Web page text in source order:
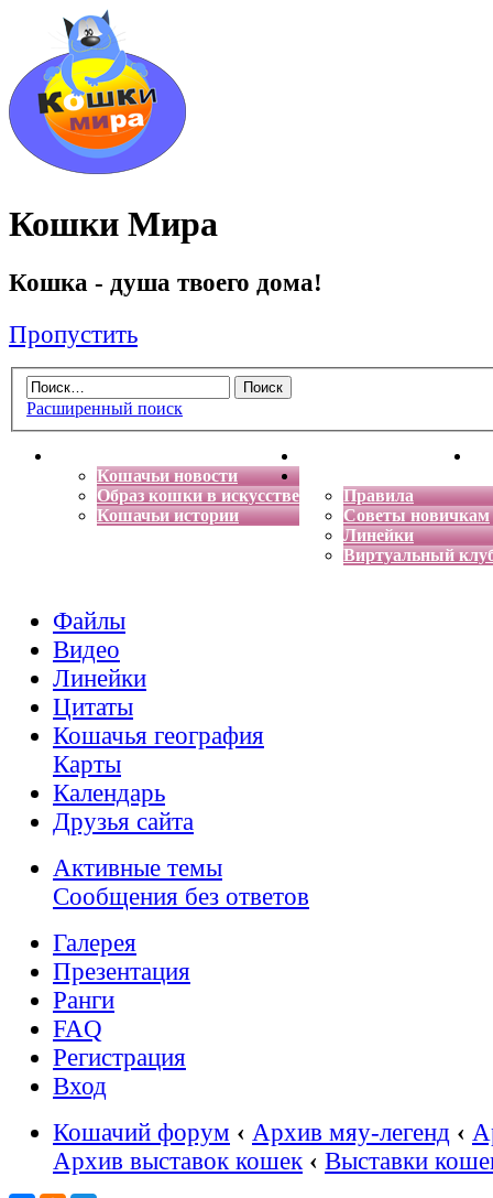
Кошки Мира
Кошка - душа твоего дома!
Пропустить
Расширенный поиск
Кошачьи новости
Образ кошки в искусстве
Кошачьи истории
Энциклопедия кошек
Правила
Советы новичкам
Линейки
Виртуальный
Файлы
Видео
Линейки
Цитаты
Кошачья география
Карты
Календарь
Друзья сайта
Активные темы
Сообщения без ответов
Галерея
Презентация
Ранги
FAQ
Регистрация
Вход
Кошачий форум ‹ Архив мяу-легенд ‹
Архив выставок кошек ‹ Выставки